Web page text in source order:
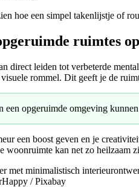
hoe een simpel takenlijstje of
ruimtes
direct leiden tot verbeterde
rommel. Dit geeft je de
een opgeruimde omgeving
een boost geven en je
woonruimte kan net zo heilzaam
/ Pixabay